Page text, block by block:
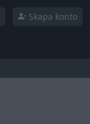
Skapa konto